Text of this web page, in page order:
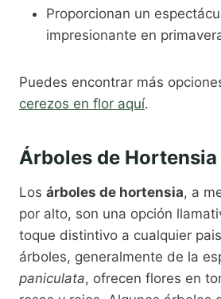
Proporcionan un
impresionante en
Puedes encontrar más
cerezos en flor aquí.
Árboles de Hortensia
Los árboles de hortensia, a
por alto, son una opción
toque distintivo a cualquier
árboles, generalmente de la
paniculata, ofrecen flores en